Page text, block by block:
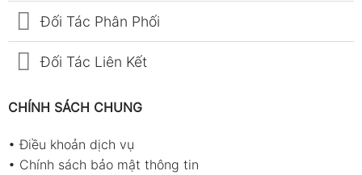
Đối Tác Phân Phối
Đối Tác Liên Kết
CHÍNH SÁCH CHUNG
•Điều khoản dịch vụ
• Chính sách bảo mật thông tin